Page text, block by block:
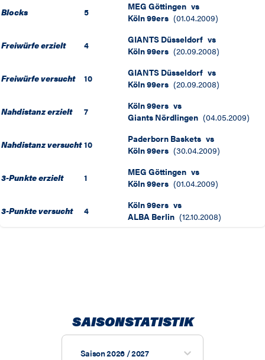
Blocks 5 MEG Göttingen vs
Köln 99ers (01.04.2009)
Freiwürfe erzielt 4 GIANTS Düsseldorf vs
Köln 99ers (20.09.2008)
Freiwürfe versucht 10 GIANTS Düsseldorf vs
Köln 99ers (20.09.2008)
Nahdistanz erzielt 7 Köln 99ers vs
Giants Nördlingen (04.05.2009)
Nahdistanz versucht 10 Paderborn Baskets vs
Köln 99ers (30.04.2009)
3-Punkte erzielt 1 MEG Göttingen vs
Köln 99ers (01.04.2009)
3-Punkte versucht 4 Köln 99ers vs
ALBA Berlin (12.10.2008)
SAISONSTATISTIK
Saison 2026 / 2027